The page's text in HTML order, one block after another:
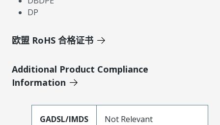
DP
欧盟 RoHS 合格证书
Additional Product Compliance
Information
GADSL/IMDS Not Relevant